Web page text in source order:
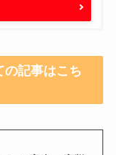
の記事はこち